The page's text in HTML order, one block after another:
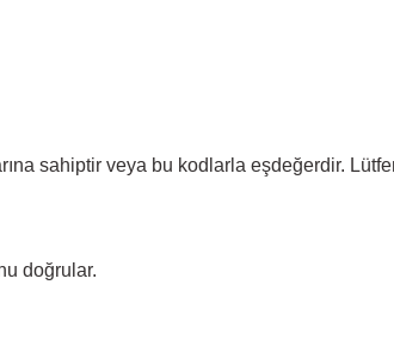
sahiptir veya bu kodlarla eşdeğerdir.
doğrular.